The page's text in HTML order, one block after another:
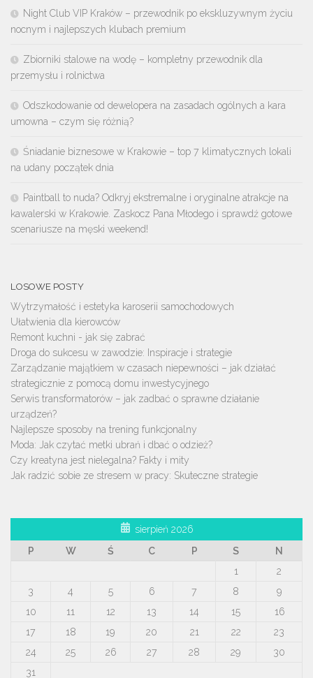
Night Club VIP Kraków – przewodnik po ekskluzywnym życiu
nocnym i najlepszych klubach premium
Zbiorniki stalowe na wodę – kompletny przewodnik dla
przemysłu i rolnictwa
Odszkodowanie od dewelopera na zasadach ogólnych a kara
umowna – czym się różnią?
Śniadanie biznesowe w Krakowie – top 7 klimatycznych lokali
na udany początek dnia
Paintball to nuda? Odkryj ekstremalne i oryginalne atrakcje na
kawalerski w Krakowie. Zaskocz Pana Młodego i sprawdź gotowe
scenariusze na męski weekend!
LOSOWE POSTY
Wytrzymałość i estetyka karoserii samochodowych
Ułatwienia dla kierowców
Remont kuchni - jak się zabrać
Droga do sukcesu w zawodzie: Inspiracje i strategie
Zarządzanie majątkiem w czasach niepewności – jak działać
strategicznie z pomocą domu inwestycyjnego
Serwis transformatorów – jak zadbać o sprawne działanie
urządzeń?
Najlepsze sposoby na trening funkcjonalny
Moda: Jak czytać metki ubrań i dbać o odzież?
Czy kreatyna jest nielegalna? Fakty i mity
Jak radzić sobie ze stresem w pracy: Skuteczne strategie
sierpień 2026
P
W Ś C P S
N
1
2
3
4 5 6 7 8
9
10
11 12 13 14 15
16
17
18 19 20 21 22
23
24
25 26 27 28 29
30
31